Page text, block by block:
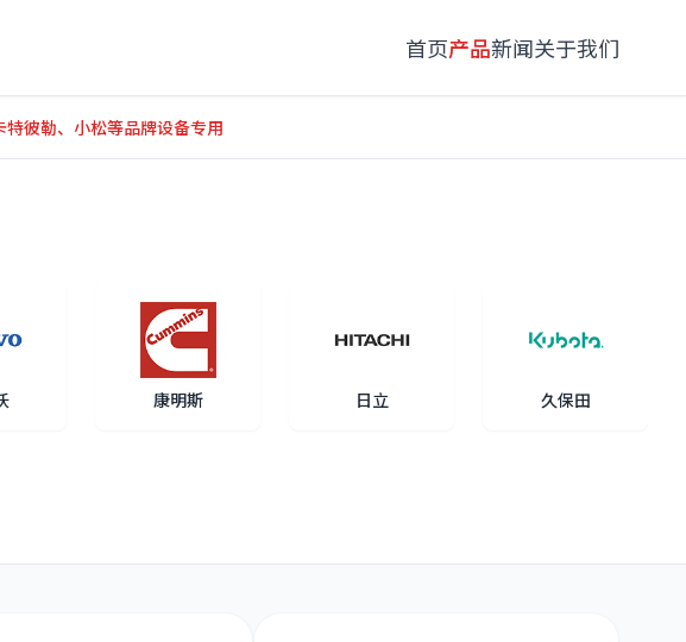
首页产品新闻关于我们
彼勒、小松等品牌设备专用
康明斯 日立 久保田